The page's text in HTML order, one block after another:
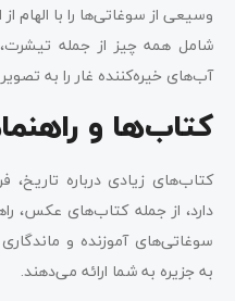
وسیعی از سوغاتی‌ها را با الهام
شامل همه چیز از جمله
آب‌های خیره‌کننده غار را به
کتاب‌ها و
کتاب‌های زیادی درباره
دارد، از جمله کتاب‌های عکس،
سوغاتی‌های آموزنده و
به جزیره به شما ارائه می‌دهند.